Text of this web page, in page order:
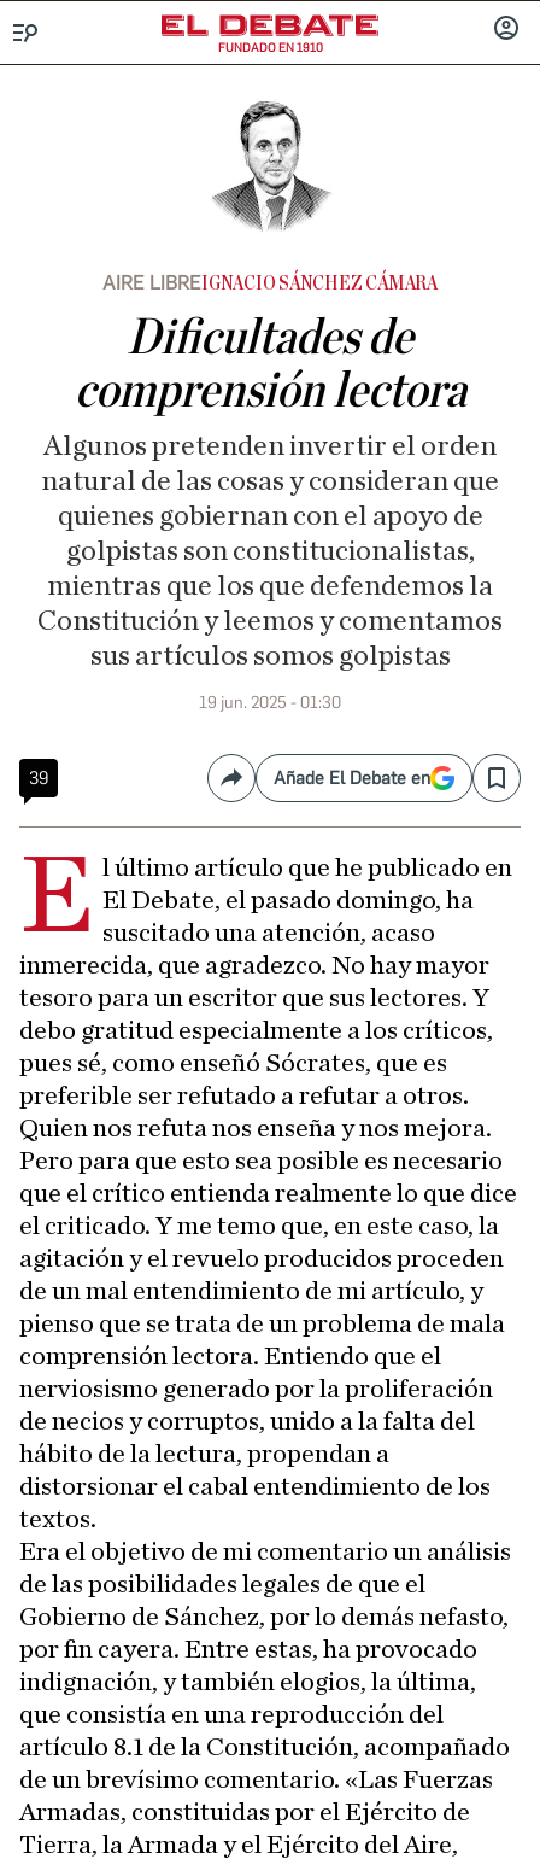
FUNDADO EN 1910
AIRE LIBRE IGNACIO SÁNCHEZ CÁMARA
Dificultades de
comprensión lectora
Algunos pretenden invertir el orden
natural de las cosas y consideran que
quienes gobiernan con el apoyo de
golpistas son constitucionalistas,
mientras que los que defendemos la
Constitución y leemos y comentamos
sus artículos somos golpistas
19 jun. 2025 - 01:30
39 CompartirAñade El Debate en Save
E l último artículo que he publicado en
El Debate, el pasado domingo, ha
suscitado una atención, acaso
inmerecida, que agradezco. No hay mayor
tesoro para un escritor que sus lectores. Y
debo gratitud especialmente a los críticos,
pues sé, como enseñó Sócrates, que es
preferible ser refutado a refutar a otros.
Quien nos refuta nos enseña y nos mejora.
Pero para que esto sea posible es necesario
que el crítico entienda realmente lo que dice
el criticado. Y me temo que, en este caso, la
agitación y el revuelo producidos proceden
de un mal entendimiento de mi artículo, y
pienso que se trata de un problema de mala
comprensión lectora. Entiendo que el
nerviosismo generado por la proliferación
de necios y corruptos, unido a la falta del
hábito de la lectura, propendan a
distorsionar el cabal entendimiento de los
textos.
Era el objetivo de mi comentario un análisis
de las posibilidades legales de que el
Gobierno de Sánchez, por lo demás nefasto,
por fin cayera. Entre estas, ha provocado
indignación, y también elogios, la última,
que consistía en una reproducción del
artículo 8.1 de la Constitución, acompañado
de un brevísimo comentario. «Las Fuerzas
Armadas, constituidas por el Ejército de
Tierra, la Armada y el Ejército del Aire,